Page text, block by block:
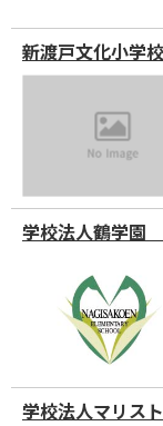
新渡戸文化小学
学校法人鶴学園
学校法人マリス